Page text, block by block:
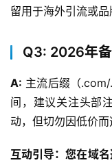
留用于海外引流或品
Q3: 2026年备
A: 主流后缀（
间，建议关注头部
动，但切勿因低价而
互动引导：您在域